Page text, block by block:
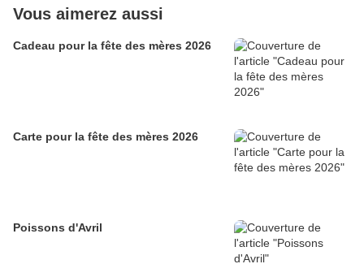
Vous aimerez aussi
Cadeau pour la fête des mères 2026
Carte pour la fête des mères 2026
Poissons d'Avril